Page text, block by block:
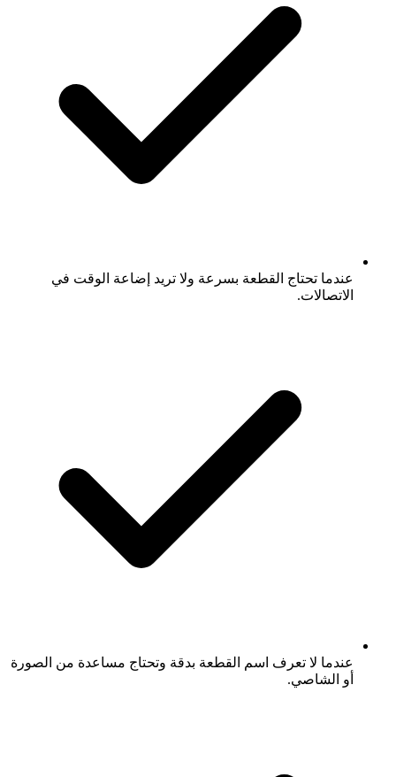
عندما تحتاج القطعة بسرعة ولا تريد إضاعة الوقت في
الاتصالات.
عندما لا تعرف اسم القطعة بدقة وتحتاج مساعدة من الصورة
أو الشاصي.